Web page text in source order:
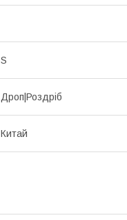
S
Дроп|Роздріб
Китай